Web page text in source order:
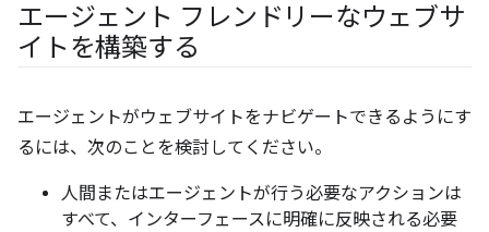
エージェント フレンドリーなウェブサ
イトを構築する
エージェントがウェブサイトをナビゲートできるようにす
るには、次のことを検討してください。
人間またはエージェントが行う必要なアクションは
すべて、インターフェースに明確に反映される必要